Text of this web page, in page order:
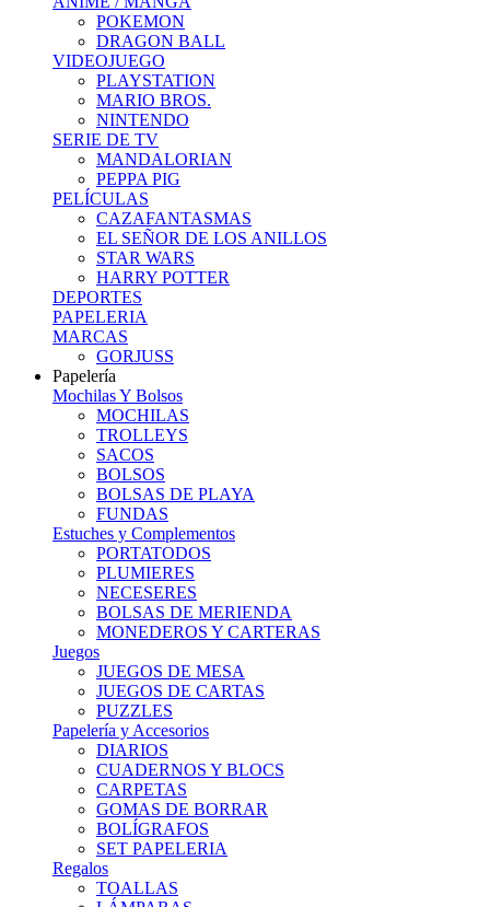
POKEMON
DRAGON BALL
VIDEOJUEGO
PLAYSTATION
MARIO BROS.
NINTENDO
SERIE DE TV
MANDALORIAN
PEPPA PIG
PELÍCULAS
CAZAFANTASMAS
EL SEÑOR DE LOS ANILLOS
STAR WARS
HARRY POTTER
DEPORTES
PAPELERIA
MARCAS
GORJUSS
Papelería
Mochilas Y Bolsos
MOCHILAS
TROLLEYS
SACOS
BOLSOS
BOLSAS DE PLAYA
FUNDAS
Estuches y Complementos
PORTATODOS
PLUMIERES
NECESERES
BOLSAS DE MERIENDA
MONEDEROS Y CARTERAS
Juegos
JUEGOS DE MESA
JUEGOS DE CARTAS
PUZZLES
Papelería y Accesorios
DIARIOS
CUADERNOS Y BLOCS
CARPETAS
GOMAS DE BORRAR
BOLÍGRAFOS
SET PAPELERIA
Regalos
TOALLAS